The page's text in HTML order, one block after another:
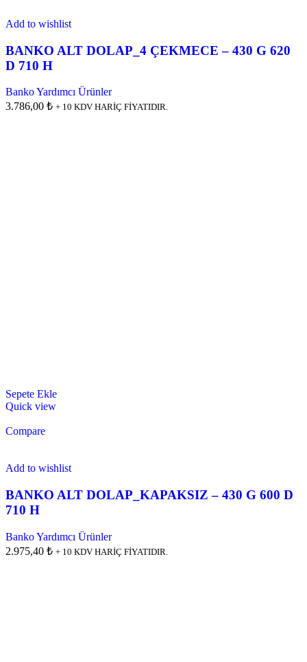
Add to wishlist
BANKO ALT DOLAP_4 ÇEKMECE – 430 G 620
D 710 H
Banko Yardımcı Ürünler
3.786,00 ₺ + 10 KDV HARİÇ FİYATIDIR.
Sepete Ekle
Quick view
Compare
Add to wishlist
BANKO ALT DOLAP_KAPAKSIZ – 430 G 600 D
710 H
Banko Yardımcı Ürünler
2.975,40 ₺ + 10 KDV HARİÇ FİYATIDIR.